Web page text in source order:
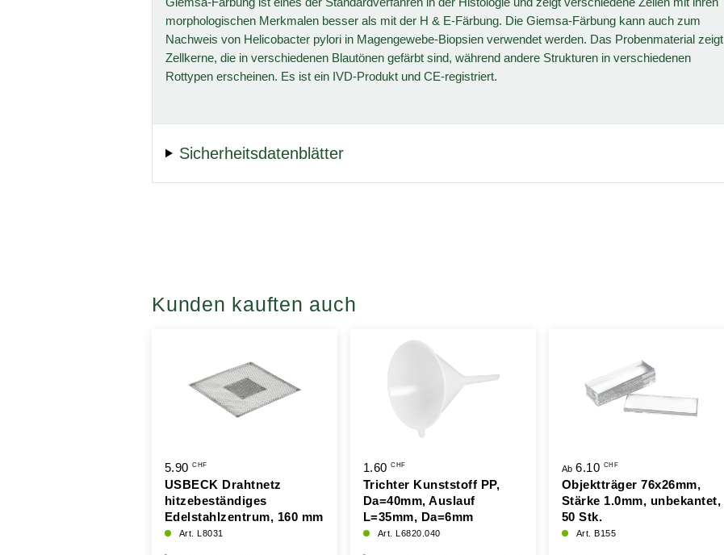
morphologischen Merkmalen besser als mit der H & E-Färbung. Die Giemsa-Färbung kann auch zum
Nachweis von Helicobacter pylori in Magengewebe-Biopsien verwendet werden. Das Probenmaterial zeigt
Zellkerne, die in verschiedenen Blautönen gefärbt sind, während andere Strukturen in verschiedenen
Rottypen erscheinen. Es ist ein IVD-Produkt und CE-registriert.
Sicherheitsdatenblätter
Kunden kauften auch
5.90CHF
USBECK Drahtnetz
hitzebeständiges
Edelstahlzentrum, 160 mm
Art. L8031
1.60CHF
Trichter Kunststoff PP,
Da=40mm, Auslauf
L=35mm, Da=6mm
Art. L6820.040
Ab6.10 CHF
Objektträger 76x26mm,
Stärke 1.0mm, unbekantet,
50 Stk.
Art. B155